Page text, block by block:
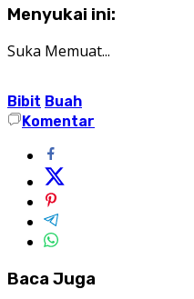
Menyukai ini:
Suka Memuat...
Bibit Buah
Komentar
Baca Juga